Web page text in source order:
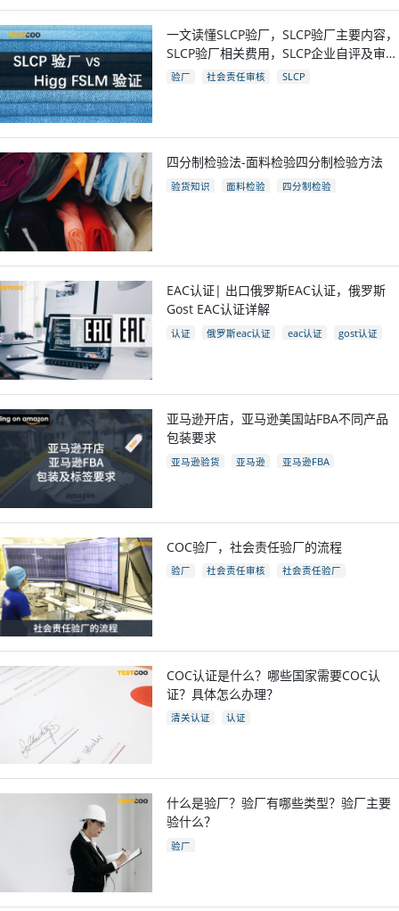
一文读懂SLCP验厂，SLCP验厂主要内容，
SLCP验厂相关费用，SLCP企业自评及审核
流程
验厂 社会责任审核 SLCP
四分制检验法-面料检验四分制检验方法
验货知识 面料检验 四分制检验
EAC认证| 出口俄罗斯EAC认证，俄罗斯
Gost EAC认证详解
认证 俄罗斯eac认证 eac认证
gost认证
亚马逊开店，亚马逊美国站FBA不同产品
包装要求
亚马逊验货 亚马逊
亚马逊FBA
COC验厂，社会责任验厂的流程
验厂 社会责任审核
社会责任验厂
COC认证是什么？哪些国家需要COC认
证？具体怎么办理？
清关认证 认证
什么是验厂？验厂有哪些类型？验厂主要
验什么？
验厂